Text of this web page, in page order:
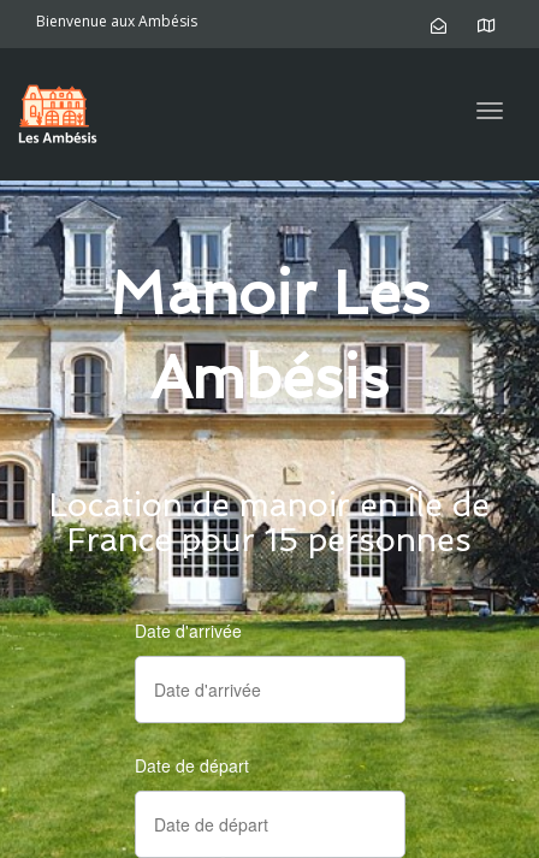
Bienvenue aux Ambésis
Manoir Les
Ambésis
Location de manoir en Île de
France pour 15 personnes
Date d'arrivée
Date de départ